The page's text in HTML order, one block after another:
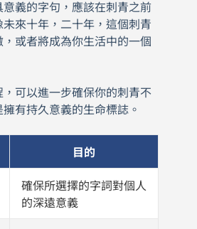
義的字句，應該在刺青之前
來十年，二十年，這個刺青
或者將成為你生活中的一個
可以進一步確保你的刺青不
有持久意義的生命標誌。
目的
確保所選擇的字詞對個人
的深遠意義